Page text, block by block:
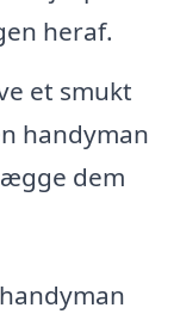
heraf.
et smukt
handyman
dem